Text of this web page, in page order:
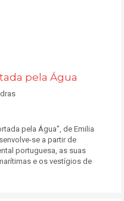
pela Água
pela Água", de Emilia
se a partir de
portuguesa, as suas
e os vestígios de